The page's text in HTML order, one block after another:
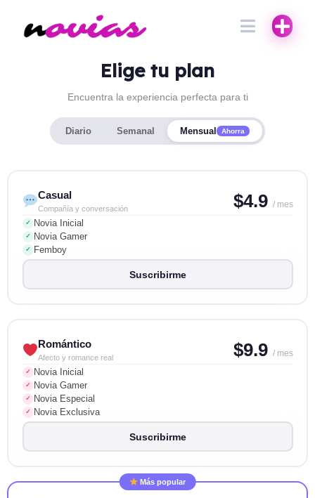
Elige tu plan
Encuentra la experiencia perfecta para ti
Diario Semanal Mensual Ahorra
Casual
Compañía y conversación $4.9 / mes
✓ Novia Inicial
✓ Novia Gamer
✓ Femboy
Suscribirme
Romántico
Afecto y romance real $9.9 / mes
✓ Novia Inicial
✓ Novia Gamer
✓ Novia Especial
✓ Novia Exclusiva
Suscribirme
Más popular